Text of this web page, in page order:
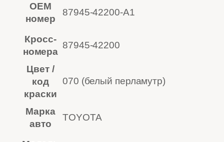
OEM
номер
87945-42200-A1
Кросс-
номера
87945-42200
Цвет /
код
краски
070 (белый перламутр)
Марка
авто
TOYOTA